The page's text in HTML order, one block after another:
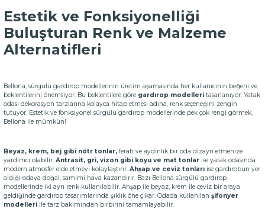
Estetik ve Fonksiyonelliği
Buluşturan Renk ve Malzeme
Alternatifleri
Bellona, sürgülü gardırop modellerinin üretim aşamasında her kullanıcının beğeni ve
beklentilerini önemsiyor. Bu beklentilere göre gardırop modelleri tasarlanıyor. Yatak
odası dekorasyon tarzlarına kolayca hitap etmesi adına, renk seçeneğini zengin
tutuyor. Estetik ve fonksiyonel sürgülü gardırop modellerinde pek çok rengi görmek,
Bellona ile mümkün!
Beyaz, krem, bej gibi nötr tonlar, ferah ve aydınlık bir oda dizayn etmenize
yardımcı olabilir. Antrasit, gri, vizon gibi koyu ve mat tonlar ise yatak odasında
modern atmosfer elde etmeyi kolaylaştırır. Ahşap ve ceviz tonları ise gardırobun yer
aldığı odaya doğal, samimi hava kazandırır. Bazı Bellona sürgülü gardırop
modellerinde iki ayrı renk kullanılabilir. Ahşap ile beyaz, krem ile ceviz bir araya
geldiğinde gardırop tasarımlarında şıklık öne çıkar. Odada kullanılan şifonyer
modelleri ile tarz bakımından birbirini tamamlayabilir.